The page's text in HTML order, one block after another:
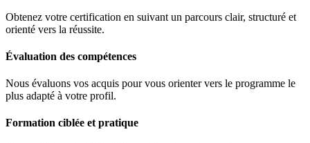
Obtenez votre certification en suivant un parcours clair, structuré et
orienté vers la réussite.
Évaluation des compétences
Nous évaluons vos acquis pour vous orienter vers le programme le
plus adapté à votre profil.
Formation ciblée et pratique